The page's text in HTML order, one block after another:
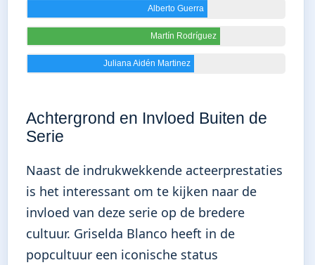
Alberto Guerra
Martín Rodríguez
Juliana Aidén Martinez
Achtergrond en Invloed Buiten de
Serie
Naast de indrukwekkende acteerprestaties
is het interessant om te kijken naar de
invloed van deze serie op de bredere
cultuur. Griselda Blanco heeft in de
popcultuur een iconische status